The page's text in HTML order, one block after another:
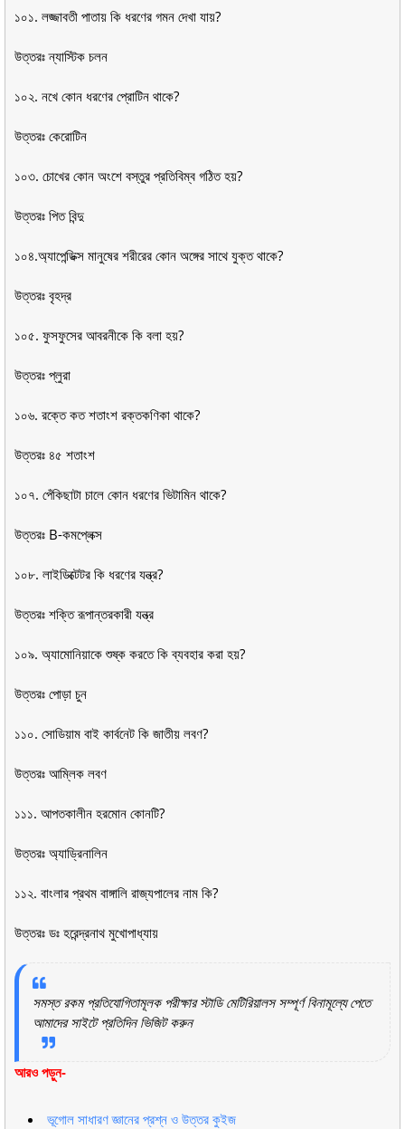
১০১. লজ্জাবতী পাতায় কি ধরণের গমন দেখা যায়?
উত্তরঃ ন্যাস্টিক চলন
১০২. নখে কোন ধরণের প্রোটিন থাকে?
উত্তরঃ কেরোটিন
১০৩. চোখের কোন অংশে বস্তুর প্রতিবিম্ব গঠিত হয়?
উত্তরঃ পিত বিন্দু
১০৪.অ্যাপেন্ডিক্স মানুষের শরীরের কোন অঙ্গের সাথে যুক্ত থাকে?
উত্তরঃ বৃহদ্র
১০৫. ফুসফুসের আবরনীকে কি বলা হয়?
উত্তরঃ প্লুরা
১০৬. রক্তে কত শতাংশ রক্তকণিকা থাকে?
উত্তরঃ ৪৫ শতাংশ
১০৭. পেঁকিছাটা চালে কোন ধরণের ভিটামিন থাকে?
উত্তরঃ B-কমপ্লেক্স
১০৮. লাইডিক্টেটর কি ধরণের যন্ত্র?
উত্তরঃ শক্তি রূপান্তরকারী যন্ত্র
১০৯. অ্যামোনিয়াকে শুষ্ক করতে কি ব্যবহার করা হয়?
উত্তরঃ পোড়া চুন
১১০. সোডিয়াম বাই কার্বনেট কি জাতীয় লবণ?
উত্তরঃ আম্লিক লবণ
১১১. আপতকালীন হরমোন কোনটি?
উত্তরঃ অ্যাড্রিনালিন
১১২. বাংলার প্রথম বাঙ্গালি রাজ্যপালের নাম কি?
উত্তরঃ ডঃ হরেন্দ্রনাথ মুখোপাধ্যায়
সমস্ত রকম প্রতিযোগিতামূলক পরীক্ষার স্টাডি মেটিরিয়ালস সম্পূর্ণ বিনামূল্যে পেতে
আমাদের সাইটে প্রতিদিন ভিজিট করুন
আরও পড়ুন-
ভূগোল সাধারণ জ্ঞানের প্রশ্ন ও উত্তর কুইজ